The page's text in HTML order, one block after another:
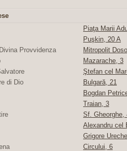
Piaţa Marii
Puşkin, 20 A
Provvidenza
Mitropolit
Mazarache, 3
Ştefan cel
di Dio
Bulgară, 21
Bogdan
Traian, 3
Sf. Gheorghe,
Alexandru cel
Grigore
Circului, 6